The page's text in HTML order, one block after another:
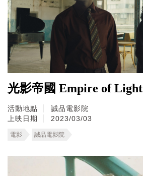
光影帝國 Empire of Light
活動地點
誠品電影院
上映日期
2023/03/03
電影 誠品電影院